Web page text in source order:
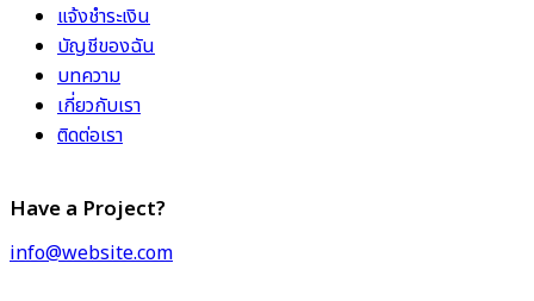
แจ้งชำระเงิน
บัญชีของฉัน
บทความ
เกี่ยวกับเรา
ติดต่อเรา
Have a Project?
info@website.com